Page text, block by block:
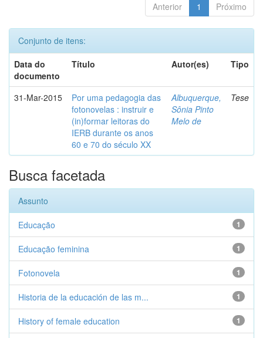
Anterior 1 Próximo
Conjunto de itens:
Data do
documento
Título Autor(es) Tipo
31-Mar-2015
Por uma pedagogia das
fotonovelas : instruir e
(in)formar leitoras do
IERB durante os anos
60 e 70 do século XX
Albuquerque,
Sônia Pinto
Melo de
Tese
Busca facetada
Assunto
1
Educação
1
Educação feminina
1
Fotonovela
1
Historia de la educación de las m...
1
History of female education